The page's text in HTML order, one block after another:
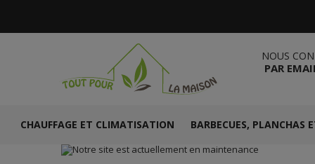
NOUS
PAR
CHAUFFAGE ET CLIMATISATION BARBECUES, PLANCHAS